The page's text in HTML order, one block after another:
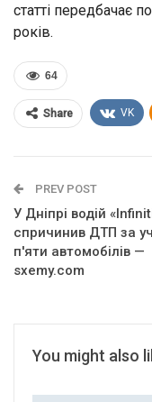
статті передбачає
років.
64
Share VK
PREV POST
У Дніпрі водій
спричинив ДТП за
п'яти автомобілів —
sxemy.com
You might also